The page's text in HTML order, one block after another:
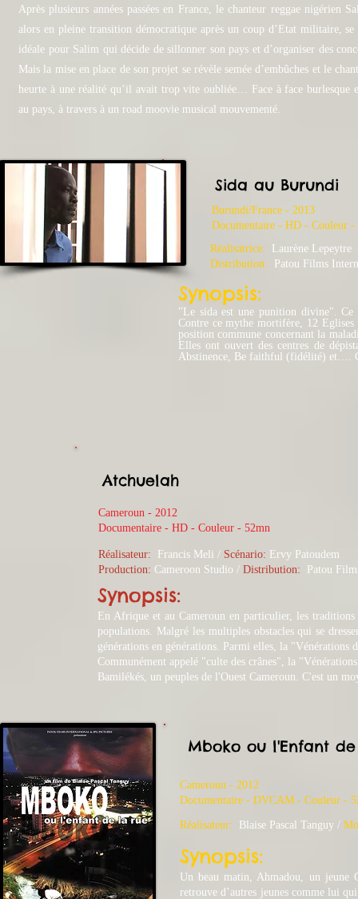
Après plusieurs années passées en France, le chanteur reggae nigérien
alors en pleine transition démocratique après un coup d’Etat militaire,
idéale pour Salim qui décide de sillonner son pays et d’organiser des
Mais la mise en place de son projet se révèle semée d’embûches et le
heurte à une réalité qu’il avait trop vite oubliée… Face à face burlesque
au pays, à travers à un road moovie musical mouvementé.
Sida au Burundi
Burundi/France - 2013
​Documentaire - HD - Couleur -
Réalisatrice:
Laurène Lepeytre
Distribution:
Patou Films
Synopsis:
"Le sida est une punition divine". Ce
Contre ce mythe mortifère, 12 Eglises
position commune concernant la
Elles ont ouvert des centres de
Abstinence, Be faithful (fidélité) et….
Atchuelah
Cameroun - 2012
​Documentaire - HD - Couleur - 52mn
Réalisateur: Francis Meli / Scénario: Ervy Patoudem​
Production: Cameroon Studio / Distribution: Patou
Synopsis:
En Afrique et au Cameroun en particulier, les
populations. Malgré les multiples obstacles qui se
générations en générations. Parmi elles, la "Vénérations
Communément appelé "culte des crânes", la
Bamilékés, un peuples de l'Ouest Cameroun. C'est un
Mboko ou l'Enfant
Cameroun - 2012
​Documentaire - DVCAM - Couleur -
Réalisateur: Blaise Pascal Tanguy /
Synopsis:
Un beau matin, Ahmadou, un jeune
retrouve d’autres jeunes comme lui